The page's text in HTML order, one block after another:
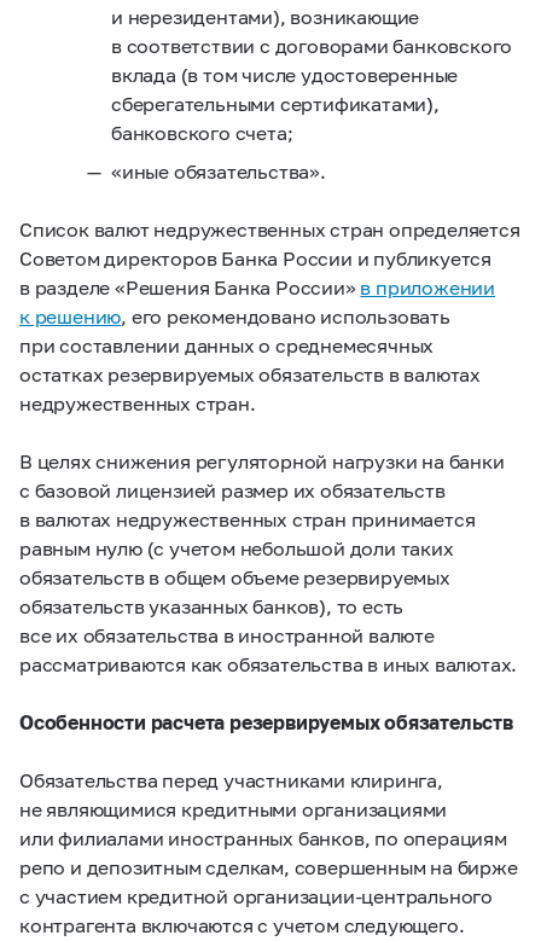
и нерезидентами), возникающие
в соответствии с договорами банковского
вклада (в том числе удостоверенные
сберегательными сертификатами),
банковского счета;
«иные обязательства».
Список валют недружественных стран определяется
Советом директоров Банка России и публикуется
в разделе «Решения Банка России» в приложении
к решению, его рекомендовано использовать
при составлении данных о среднемесячных
остатках резервируемых обязательств в валютах
недружественных стран.
В целях снижения регуляторной нагрузки на банки
с базовой лицензией размер их обязательств
в валютах недружественных стран принимается
равным нулю (с учетом небольшой доли таких
обязательств в общем объеме резервируемых
обязательств указанных банков), то есть
все их обязательства в иностранной валюте
рассматриваются как обязательства в иных валютах.
Особенности расчета резервируемых обязательств
Обязательства перед участниками клиринга,
не являющимися кредитными организациями
или филиалами иностранных банков, по операциям
репо и депозитным сделкам, совершенным на бирже
с участием кредитной организации-центрального
контрагента включаются с учетом следующего.